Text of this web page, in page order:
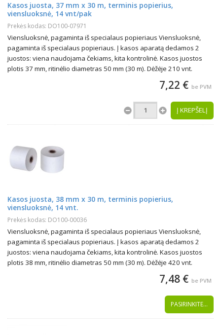
Kasos juosta, 37 mm x 30 m, terminis popierius,
viensluoksnė, 14 vnt/pak
Prekės kodas: DO100-07971
Viensluoksnė, pagaminta iš specialaus popieriaus Viensluoksnė,
pagaminta iš specialaus popieriaus. Į kasos aparatą dedamos 2
juostos: viena naudojama čekiams, kita kontrolinė. Kasos juostos
plotis 37 mm, ritinėlio diametras 50 mm (30 m). Dėžėje 210 vnt.
7,22 € be PVM
Į KREPŠELĮ
Kasos juosta, 38 mm x 30 m, terminis popierius,
viensluoksnė, 14 vnt.
Prekės kodas: DO100-00036
Viensluoksnė, pagaminta iš specialaus popieriaus Viensluoksnė,
pagaminta iš specialaus popieriaus. Į kasos aparatą dedamos 2
juostos: viena naudojama čekiams, kita kontrolinė. Kasos juostos
plotis 38 mm, ritinėlio diametras 50 mm (30 m). Dėžėje 420 vnt.
7,48 € be PVM
PASIRINKITE...